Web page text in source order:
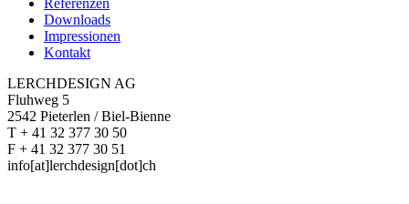
Referenzen
Downloads
Impressionen
Kontakt
LERCHDESIGN AG
Fluhweg 5
2542 Pieterlen / Biel-Bienne
T + 41 32 377 30 50
F + 41 32 377 30 51
info[at]lerchdesign[dot]ch